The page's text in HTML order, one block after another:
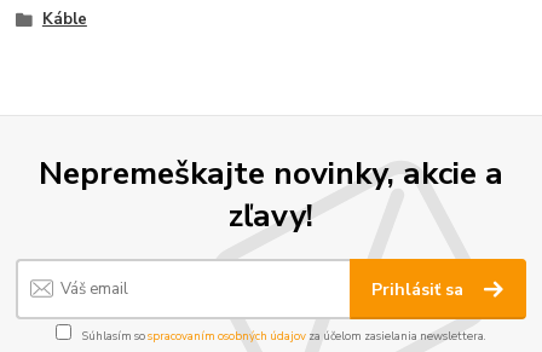
Káble
Nepremeškajte novinky, akcie a
zľavy!
Prihlásiť sa
Súhlasím sospracovaním osobných údajov za účelom zasielania newslettera.